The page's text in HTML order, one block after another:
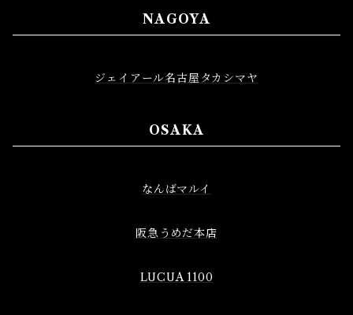
NAGOYA
ジェイアール名古屋タカシマヤ
OSAKA
なんばマルイ
阪急うめだ本店
LUCUA 1100